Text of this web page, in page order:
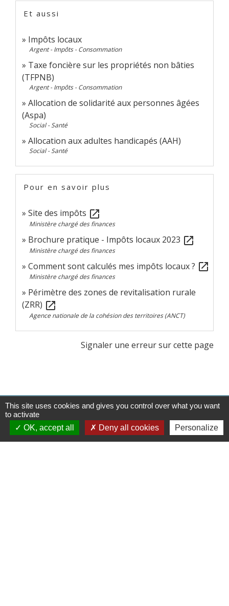
Et aussi
Impôts locaux
Argent - Impôts - Consommation
Taxe foncière sur les propriétés non bâties
(TFPNB)
Argent - Impôts - Consommation
Allocation de solidarité aux personnes âgées
(Aspa)
Social - Santé
Allocation aux adultes handicapés (AAH)
Social - Santé
Pour en savoir plus
Site des impôts open_in_new
Ministère chargé des finances
Brochure pratique - Impôts locaux 2023 open_in_new
Ministère chargé des finances
Comment sont calculés mes impôts locaux ? open_in_new
Ministère chargé des finances
Périmètre des zones de revitalisation rurale
(ZRR) open_in_new
Agence nationale de la cohésion des territoires (ANCT)
Signaler une erreur sur cette page
Contacts
Doméliers
Rue Principale
This site uses cookies and gives you control over what you want
to activate
OK, accept all
Deny all cookies Personalize